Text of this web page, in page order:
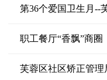
第36个爱国卫生月--
职工餐厅“香飘”商圈
芙蓉区社区矫正管